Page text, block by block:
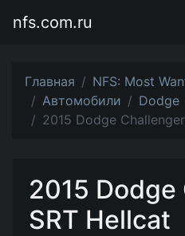
nfs.com.ru
Главная NFS: Most
Автомобили
Dodge
2015 Dodge
2015
SRT Hellcat